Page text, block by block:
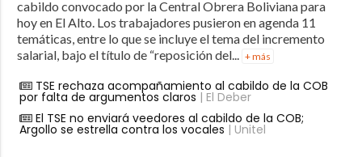
cabildo convocado por la Central Obrera Boliviana para
hoy en El Alto. Los trabajadores pusieron en agenda 11
temáticas, entre lo que se incluye el tema del incremento
salarial, bajo el título de “reposición del... + más
TSE rechaza acompañamiento al cabildo de la COB
por falta de argumentos claros | El Deber
El TSE no enviará veedores al cabildo de la COB;
Argollo se estrella contra los vocales | Unitel